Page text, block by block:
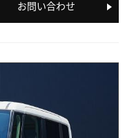
お問い合わせ